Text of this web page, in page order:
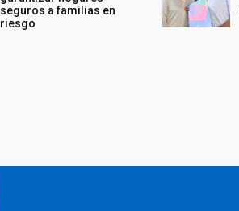
seguros a familias en
riesgo